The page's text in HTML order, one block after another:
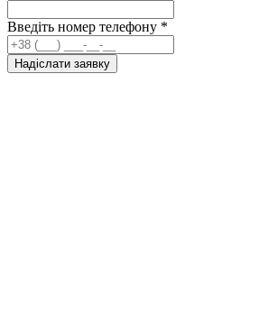
Введіть номер телефону *
Надіслати заявку